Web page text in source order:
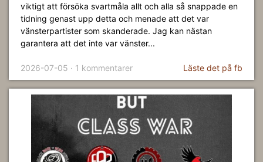
viktigt att försöka svartmåla allt och alla så snappade en
tidning genast upp detta och menade att det var
vänsterpartister som skanderade. Jag kan nästan
garantera att det inte var vänster...
2026-07-05 · 1 kommentarer Läste det på fb